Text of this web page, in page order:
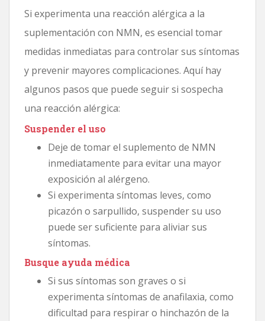
Si experimenta una reacción alérgica a la
suplementación con NMN, es esencial tomar
medidas inmediatas para controlar sus síntomas
y prevenir mayores complicaciones. Aquí hay
algunos pasos que puede seguir si sospecha
una reacción alérgica:
Suspender el uso
Deje de tomar el suplemento de NMN
inmediatamente para evitar una mayor
exposición al alérgeno.
Si experimenta síntomas leves, como
picazón o sarpullido, suspender su uso
puede ser suficiente para aliviar sus
síntomas.
Busque ayuda médica
Si sus síntomas son graves o si
experimenta síntomas de anafilaxia, como
dificultad para respirar o hinchazón de la